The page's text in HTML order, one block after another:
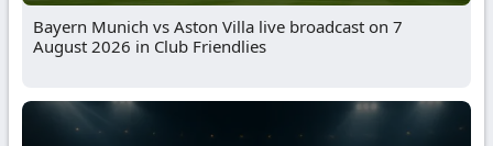
Bayern Munich vs Aston Villa live broadcast on 7
August 2026 in Club Friendlies